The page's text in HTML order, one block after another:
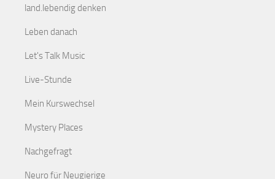
land.lebendig denken
Leben danach
Let's Talk Music
Live-Stunde
Mein Kurswechsel
Mystery Places
Nachgefragt
Neuro für Neugierige